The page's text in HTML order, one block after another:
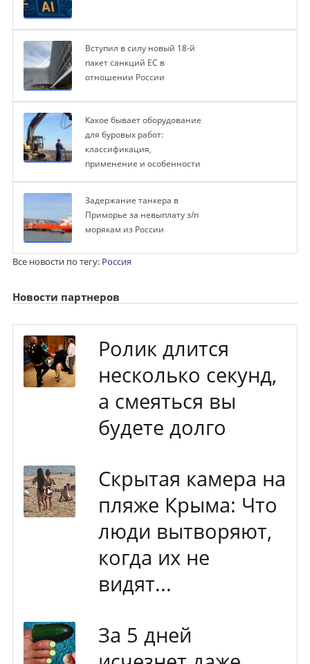
Вступил в силу новый 18-й
пакет санкций ЕС в
отношении России
Какое бывает оборудование
для буровых работ:
классификация,
применение и особенности
Задержание танкера в
Приморье за невыплату з/п
морякам из России
Все новости по тегу: Россия
Новости партнеров
Ролик длится
несколько секунд,
а смеяться вы
будете долго
Скрытая камера на
пляже Крыма: Что
люди вытворяют,
когда их не
видят...
За 5 дней